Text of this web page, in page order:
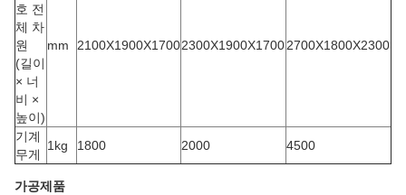
호 전
체 차
원
(길이
× 너
비 ×
높이)
mm 2100X1900X17002300X1900X17002700X1800X2300
기계
무게
1kg 1800 2000 4500
가공제품